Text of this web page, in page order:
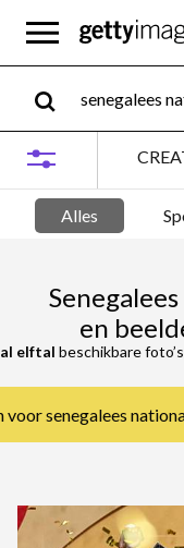
Alles
en
elftal beschikbare
senegalees